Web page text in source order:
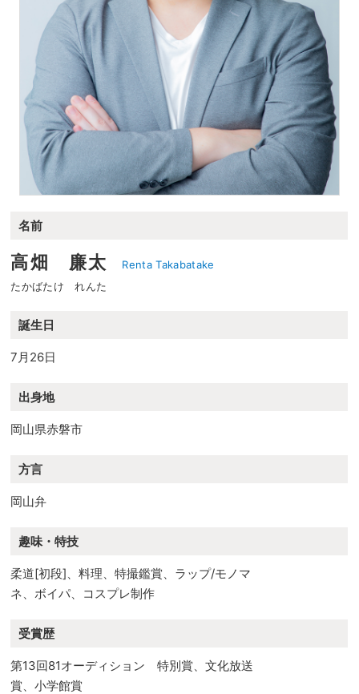
名前
高畑 廉太
Renta Takabatake
たかばたけ れんた
誕生日
7月26日
出身地
岡山県赤磐市
方言
岡山弁
趣味・特技
柔道[初段]、料理、特撮鑑賞、ラップ/モノマ
ネ、ボイパ、コスプレ制作
受賞歴
第13回81オーディション 特別賞、文化放送
賞、小学館賞